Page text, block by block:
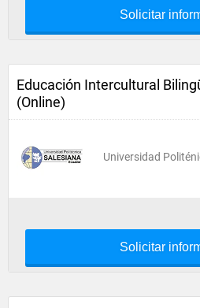
Solicitar
Educación Intercultural
(Online)
Universidad
Solicitar